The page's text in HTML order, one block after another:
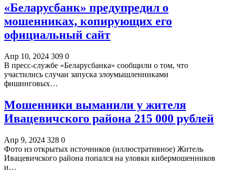
«Беларусбанк» предупредил о
мошенниках, копирующих его
официальный сайт
Апр 10, 2024 309 0
В пресс-службе «Беларусбанка» сообщили о том, что
участились случаи запуска злоумышленниками
фишинговых…
Мошенники выманили у жителя
Ивацевичского района 215 000 рублей
Апр 9, 2024 328 0
Фото из открытых источников (иллюстративное) Житель
Ивацевичского района попался на уловки кибермошенников
и…